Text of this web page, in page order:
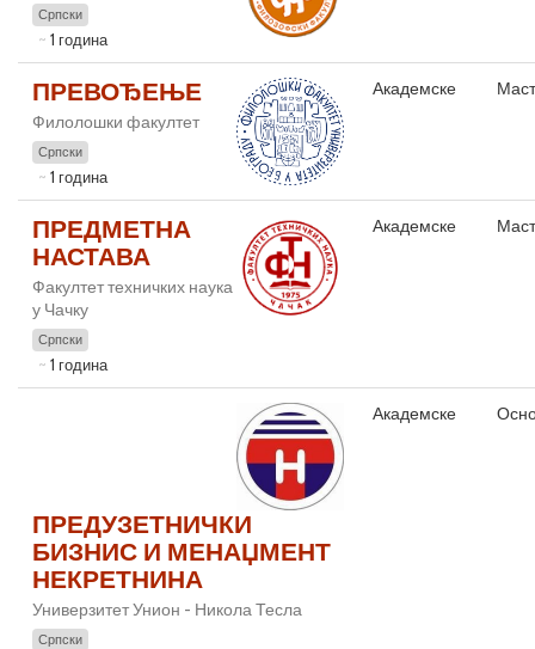
Српски
1 година
ПРЕВОЂЕЊЕ
Филолошки факултет
Српски
1 година
Академске
ПРЕДМЕТНА
НАСТАВА
Факултет техничких наука
у Чачку
Српски
1 година
Академске
ПРЕДУЗЕТНИЧКИ
БИЗНИС И МЕНАЏМЕНТ
НЕКРЕТНИНА
Универзитет Унион - Никола Тесла
Српски
Академске